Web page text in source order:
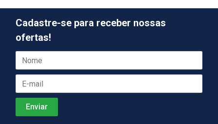
Cadastre-se para receber nossas
ofertas!